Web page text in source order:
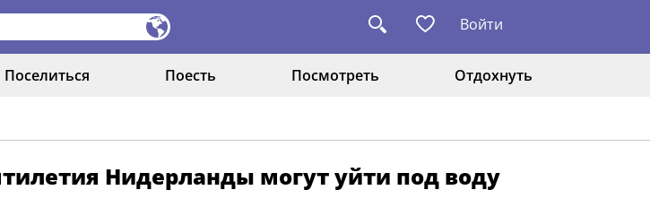
Войти
Поселиться Поесть Посмотреть Отдохнуть
Нидерланды могут уйти под воду